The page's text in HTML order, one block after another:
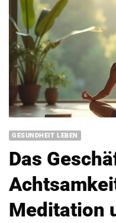
GESUNDHEIT LEBEN
Das
Meditation